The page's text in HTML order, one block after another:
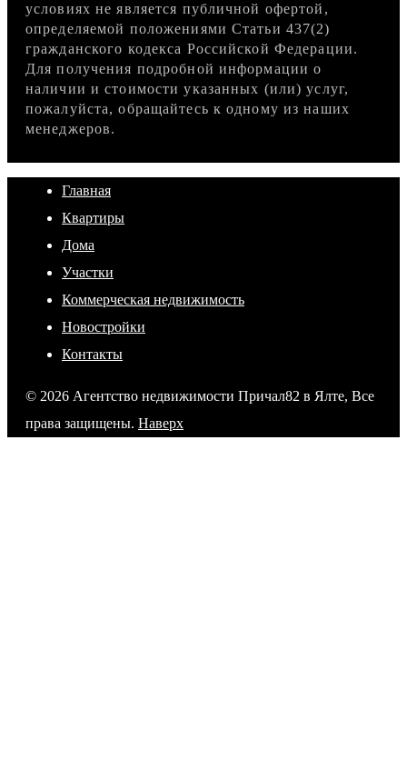
условиях не является публичной офертой,
определяемой положениями Статьи 437(2)
гражданского кодекса Российской Федерации.
Для получения подробной информации о
наличии и стоимости указанных (или) услуг,
пожалуйста, обращайтесь к одному из наших
менеджеров.
Главная
Квартиры
Дома
Участки
Коммерческая недвижимость
Новостройки
Контакты
© 2026 Агентство недвижимости Причал82 в Ялте, Все
права защищены. Наверх